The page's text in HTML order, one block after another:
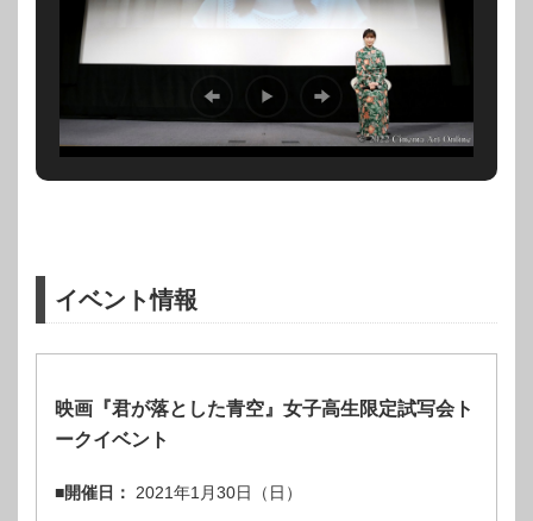
イベント情報
映画『君が落とした青空』女子高生限定試写会ト
ークイベント
■開催日： 2021年1月30日（日）